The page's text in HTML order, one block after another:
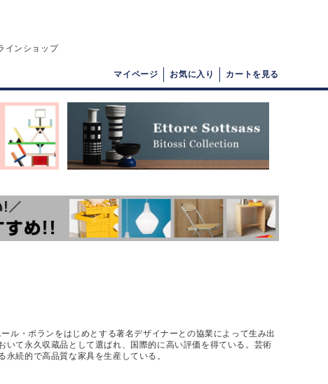
インショップ
マイページ お気に入り カートを見る
ル・ポランをはじめとする著名デザイナーとの協業によって生み出
いて永久収蔵品として選ばれ、国際的に高い評価を得ている。芸術
続的で高品質な家具を生産している。